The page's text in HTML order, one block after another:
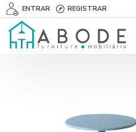
ENTRAR REGISTRAR